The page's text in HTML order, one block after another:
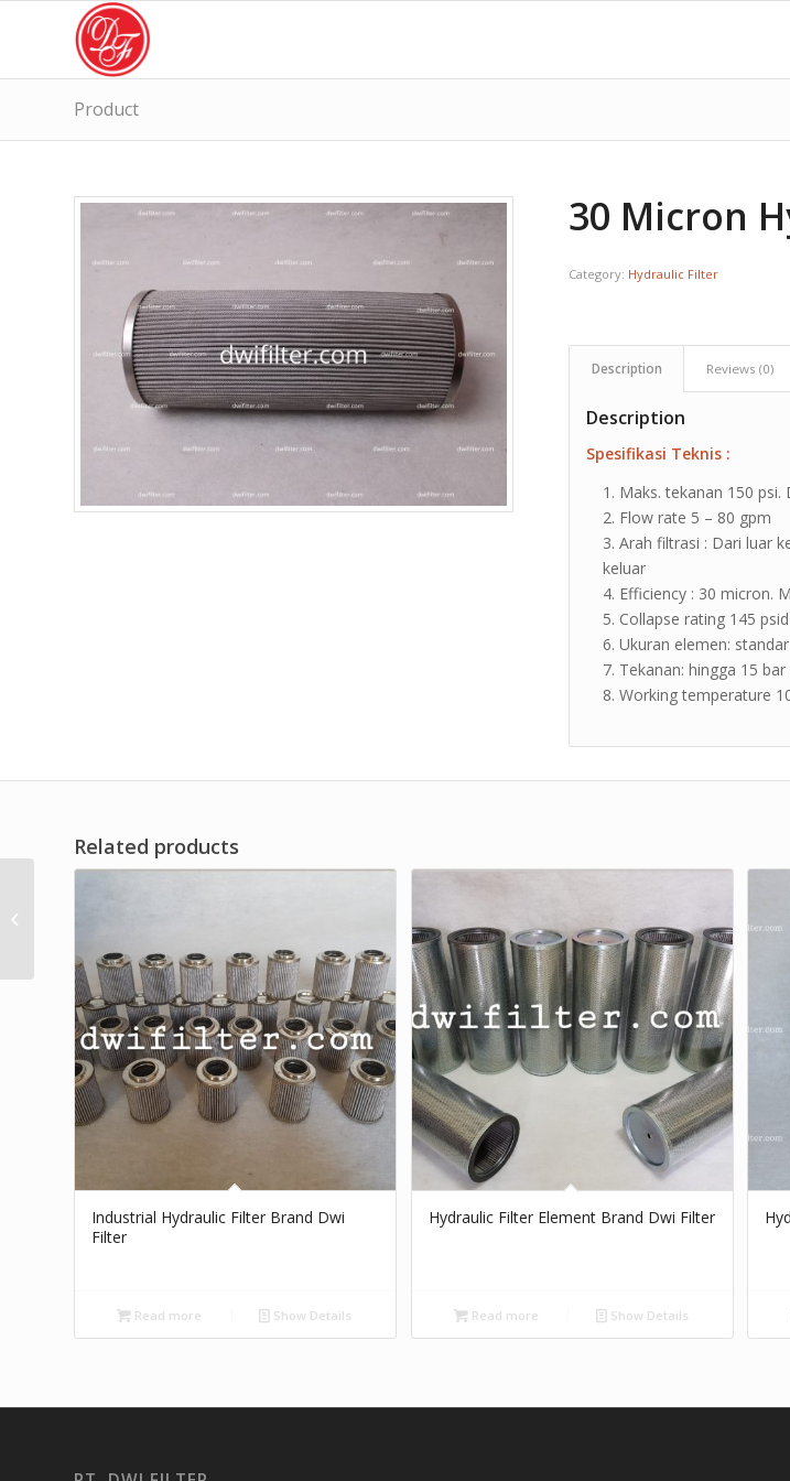
Product
30 Micron
Category: Hydraulic Filter
Description Reviews (0)
Description
Spesifikasi Teknis :
Maks. tekanan 150
Flow rate 5 – 80 gpm
Arah filtrasi : Dari luar
keluar
Efficiency : 30 micron.
Collapse rating 145 psid
Ukuran elemen:
Tekanan: hingga 15
Working temperature
Related products
Industrial Hydraulic Filter Brand Dwi
Filter
Read more Show Details
Hydraulic Filter Element Brand Dwi Filter
Read more Show Details